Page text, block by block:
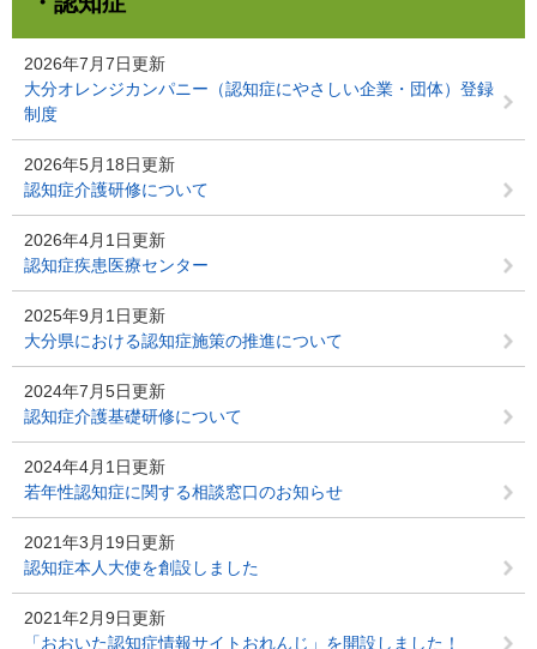
2026年7月7日更新
大分オレンジカンパニー（認知症にやさしい企業・団体）登録
制度
2026年5月18日更新
認知症介護研修について
2026年4月1日更新
認知症疾患医療センター
2025年9月1日更新
大分県における認知症施策の推進について
2024年7月5日更新
認知症介護基礎研修について
2024年4月1日更新
若年性認知症に関する相談窓口のお知らせ
2021年3月19日更新
認知症本人大使を創設しました
2021年2月9日更新
「おおいた認知症情報サイトおれんじ」を開設しました！